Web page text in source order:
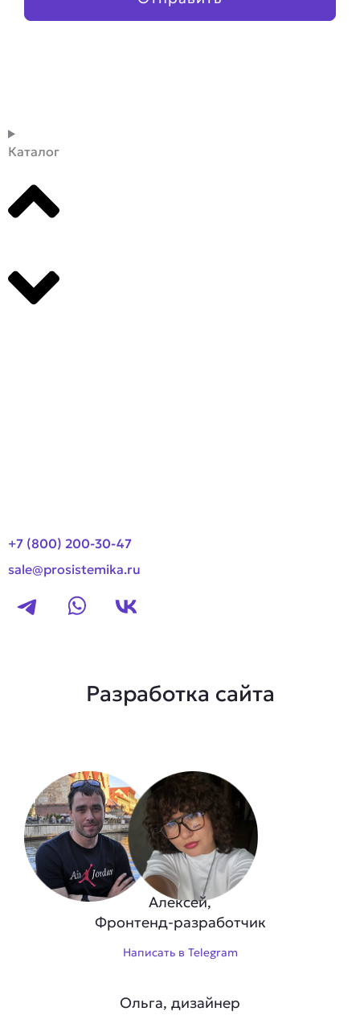
Каталог
+7 (800) 200-30-47
sale@prosistemika.ru
Разработка сайта
Алексей,
Фронтенд-разработчик
Написать в Telegram
Ольга, дизайнер